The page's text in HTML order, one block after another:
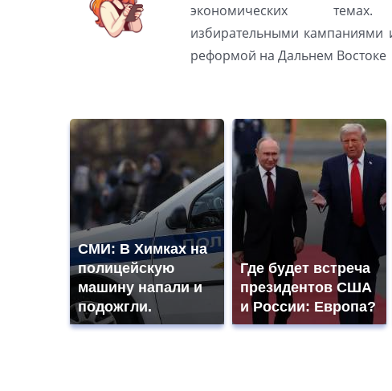
экономических темах.
избирательными кампаниями
реформой на Дальнем Востоке
СМИ: В Химках на
полицейскую
машину напали и
подожгли.
Где будет встреча
президентов США
и России: Европа?